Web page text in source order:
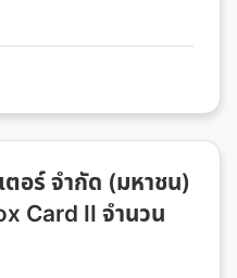
อร์ จำกัด (มหาชน)
Card II จำนวน